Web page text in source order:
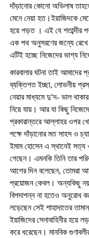
দাঁড়ানোর কোনো অভিলাষ
মেনে নেয়া হত।ইয়াজিদকে
হয়ে পড়ত । এই যে শতাব্দীর
এক পথ অনুসরণের জন্যে রেখে
এটিই হচ্ছে নিজেদের ভাগ্য
কারবালার ঘটনা তাই আমাদের
ব্যক্তিগত ইচ্ছা, লোভনীয়
নেয়ার মাধ্যমে দু’দ- ভাল
নিয়ে যায়। আর যা কিছু
প্রকারান্তরে আল্লাহর ওপর
পক্ষে দাঁড়ানোর মত সাহস ও
ইমাম হোসেন এ স্থানেই সত্য ও
গেছেন। এমনকি তিনি তার
আগের দিন বলেছেন, তোমরা
প্রয়োজন কেবল। অন্যকিছু নয়।
বিপদাপন্ন না হতেও অনুরোধ
লড়েছেন সেই শাহাদাতের
ইয়াজিদের সেনাবাহিনীর হয়ে
করে ধরেছেন। মানবিক